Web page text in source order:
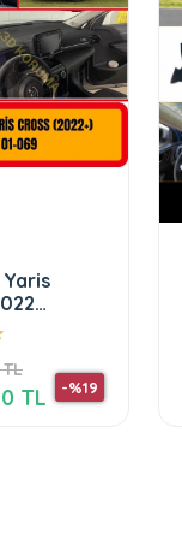
Gögüs
-%19
TL